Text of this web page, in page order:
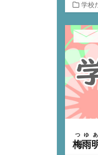
カ
テ
ゴ
リ
ー
学校
梅雨
つゆあ